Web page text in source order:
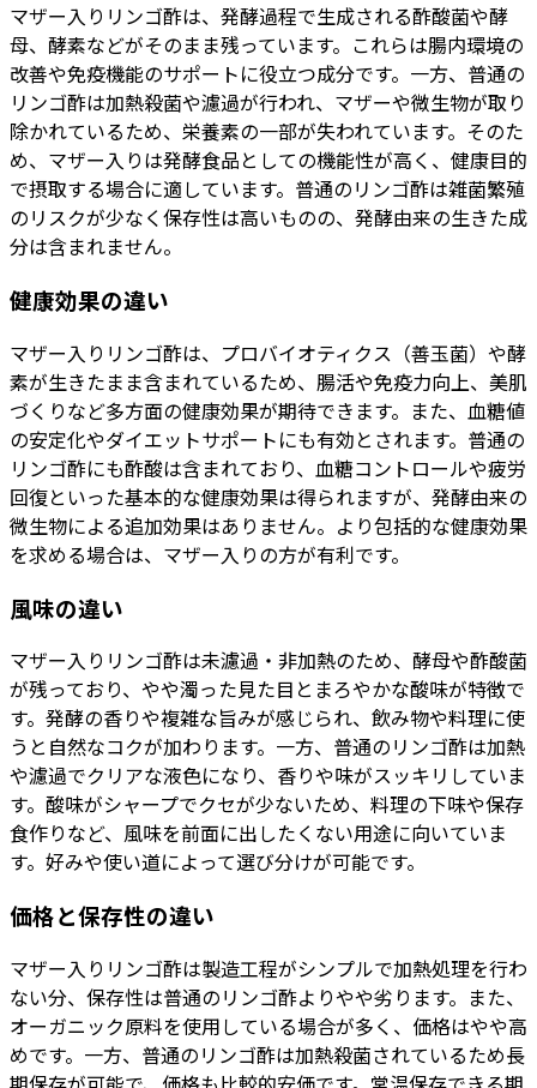
マザー入りリンゴ酢は、発酵過程で生成される酢酸菌や酵
母、酵素などがそのまま残っています。これらは腸内環境の
改善や免疫機能のサポートに役立つ成分です。一方、普通の
リンゴ酢は加熱殺菌や濾過が行われ、マザーや微生物が取り
除かれているため、栄養素の一部が失われています。そのた
め、マザー入りは発酵食品としての機能性が高く、健康目的
で摂取する場合に適しています。普通のリンゴ酢は雑菌繁殖
のリスクが少なく保存性は高いものの、発酵由来の生きた成
分は含まれません。
健康効果の違い
マザー入りリンゴ酢は、プロバイオティクス（善玉菌）や酵
素が生きたまま含まれているため、腸活や免疫力向上、美肌
づくりなど多方面の健康効果が期待できます。また、血糖値
の安定化やダイエットサポートにも有効とされます。普通の
リンゴ酢にも酢酸は含まれており、血糖コントロールや疲労
回復といった基本的な健康効果は得られますが、発酵由来の
微生物による追加効果はありません。より包括的な健康効果
を求める場合は、マザー入りの方が有利です。
風味の違い
マザー入りリンゴ酢は未濾過・非加熱のため、酵母や酢酸菌
が残っており、やや濁った見た目とまろやかな酸味が特徴で
す。発酵の香りや複雑な旨みが感じられ、飲み物や料理に使
うと自然なコクが加わります。一方、普通のリンゴ酢は加熱
や濾過でクリアな液色になり、香りや味がスッキリしていま
す。酸味がシャープでクセが少ないため、料理の下味や保存
食作りなど、風味を前面に出したくない用途に向いていま
す。好みや使い道によって選び分けが可能です。
価格と保存性の違い
マザー入りリンゴ酢は製造工程がシンプルで加熱処理を行わ
ない分、保存性は普通のリンゴ酢よりやや劣ります。また、
オーガニック原料を使用している場合が多く、価格はやや高
めです。一方、普通のリンゴ酢は加熱殺菌されているため長